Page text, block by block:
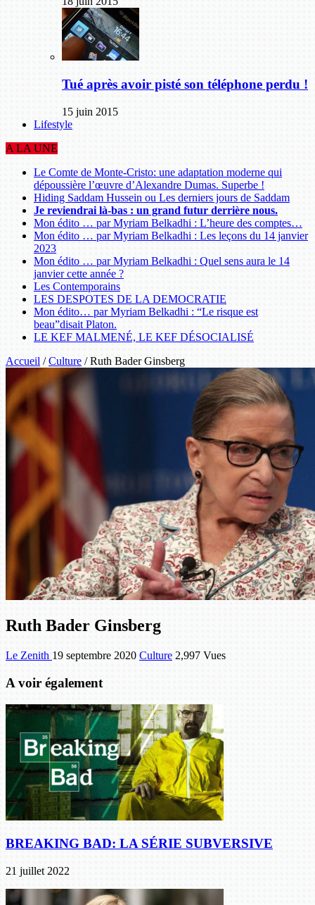
Tué après avoir pisté son téléphone perdu !
15 juin 2015
Lifestyle
A LA UNE
Le Comte de Monte-Cristo: une adaptation moderne qui
dépoussière l’œuvre d’Alexandre Dumas. Superbe !
Hiding Saddam Hussein ou Les derniers jours de Saddam
Je reviendrai là-bas : un grand futur derrière nous.
Mon édito … par Myriam Belkadhi : L’heure des comptes…
Mon édito … par Myriam Belkadhi : Les leçons du 14 janvier
2023
Mon édito … par Myriam Belkadhi : Quel sens aura le 14
janvier cette année ?
Les Contemporains
LES DESPOTES DE LA DEMOCRATIE
Mon édito… par Myriam Belkadhi : “Le risque est
beau”disait Platon.
LE KEF MALMENÉ, LE KEF DÉSOCIALISÉ
Accueil / Culture / Ruth Bader Ginsberg
Ruth Bader Ginsberg
Le Zenith 19 septembre 2020 Culture 2,997 Vues
A voir également
BREAKING BAD: LA SÉRIE SUBVERSIVE
21 juillet 2022